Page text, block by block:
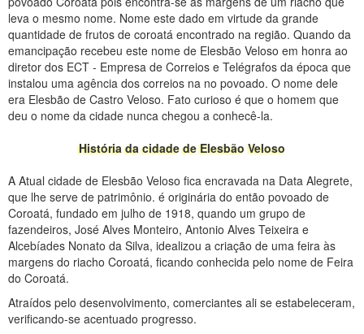
leva o mesmo nome. Nome este dado em virtude da grande
quantidade de frutos de coroatá encontrado na região. Quando da
emancipação recebeu este nome de Elesbão Veloso em honra ao
diretor dos ECT - Empresa de Correios e Telégrafos da época que
instalou uma agência dos correios na no povoado. O nome dele
era Elesbão de Castro Veloso. Fato curioso é que o homem que
deu o nome da cidade nunca chegou a conhecê-la.
História da cidade de Elesbão Veloso
A Atual cidade de Elesbão Veloso fica encravada na Data Alegrete,
que lhe serve de patrimônio. é originária do então povoado de
Coroatá, fundado em julho de 1918, quando um grupo de
fazendeiros, José Alves Monteiro, Antonio Alves Teixeira e
Alcebíades Nonato da Silva, idealizou a criação de uma feira às
margens do riacho Coroatá, ficando conhecida pelo nome de Feira
do Coroatá.
Atraídos pelo desenvolvimento, comerciantes ali se estabeleceram,
verificando-se acentuado progresso.